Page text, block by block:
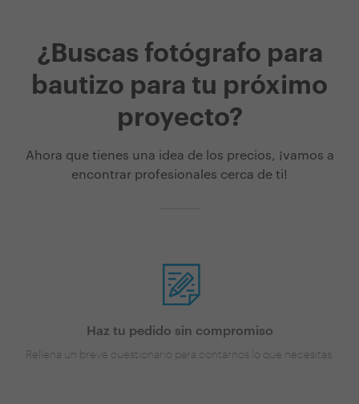
¿Buscas fotógrafo para
bautizo para tu próximo
proyecto?
Ahora que tienes una idea de los precios, ¡vamos a
encontrar profesionales cerca de ti!
Haz tu pedido sin compromiso
Rellena un breve cuestionario para contarnos lo que necesitas.